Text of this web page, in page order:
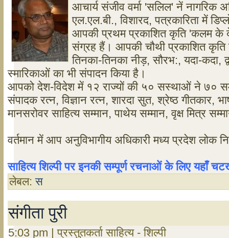
आचार्य संजीव वर्मा 'सलिल' नें नागरिक
एल.एल.बी., विशारद, पत्रकारिता में
आपकी प्रथम प्रकाशित कृति 'कलम के
संग्रह हैं। आपकी चौथी प्रकाशित
तिनका-तिनका नीड़, सौरभ:, यदा-
स्मारिकाओं का भी संपादन किया है।
आपको देश-विदेश में १२ राज्यों की ५० सस्थाओं ने ७०
संपादक रत्न, विज्ञान रत्न, शारदा सुत, श्रेष्ठ गीतकार,
मानसरोवर साहित्य सम्मान, पाथेय सम्मान, वृक्ष मित्र
वर्तमान में आप अनुविभागीय अधिकारी मध्य प्रदेश लोक
साहित्य शिल्पी पर इनकी सम्पूर्ण रचनाओं के लिए यहाँ
लेबल:स
संगीता पुरी
5:03 pm | प्रस्तुतकर्ता साहित्य - शिल्पी